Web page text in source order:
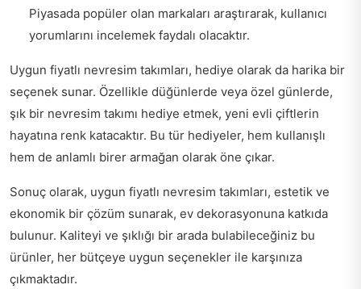
Piyasada popüler olan markaları araştırarak, kullanıcı
yorumlarını incelemek faydalı olacaktır.
Uygun fiyatlı nevresim takımları, hediye olarak da harika bir
seçenek sunar. Özellikle düğünlerde veya özel günlerde,
şık bir nevresim takımı hediye etmek, yeni evli çiftlerin
hayatına renk katacaktır. Bu tür hediyeler, hem kullanışlı
hem de anlamlı birer armağan olarak öne çıkar.
Sonuç olarak, uygun fiyatlı nevresim takımları, estetik ve
ekonomik bir çözüm sunarak, ev dekorasyonuna katkıda
bulunur. Kaliteyi ve şıklığı bir arada bulabileceğiniz bu
ürünler, her bütçeye uygun seçenekler ile karşınıza
çıkmaktadır.